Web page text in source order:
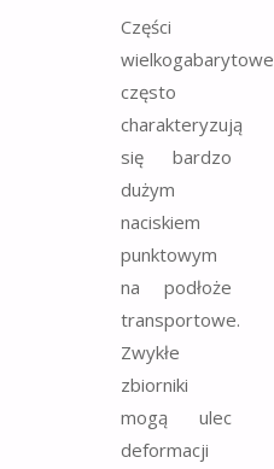
Części
wielkogabarytowe
często
charakteryzują
się bardzo
dużym
naciskiem
punktowym
na podłoże
transportowe.
Zwykłe
zbiorniki
mogą ulec
deformacji